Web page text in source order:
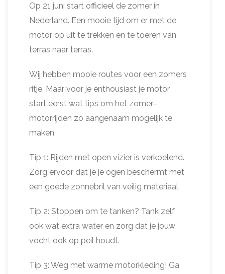
Op 21 juni start officieel de zomer in
Nederland. Een mooie tijd om er met de
motor op uit te trekken en te toeren van
terras naar terras.
Wij hebben mooie routes voor een zomers
ritje. Maar voor je enthousiast je motor
start eerst wat tips om het zomer–
motorrijden zo aangenaam mogelijk te
maken.
Tip 1: Rijden met open vizier is verkoelend.
Zorg ervoor dat je je ogen beschermt met
een goede zonnebril van veilig materiaal.
Tip 2: Stoppen om te tanken? Tank zelf
ook wat extra water en zorg dat je jouw
vocht ook op peil houdt.
Tip 3: Weg met warme motorkleding! Ga